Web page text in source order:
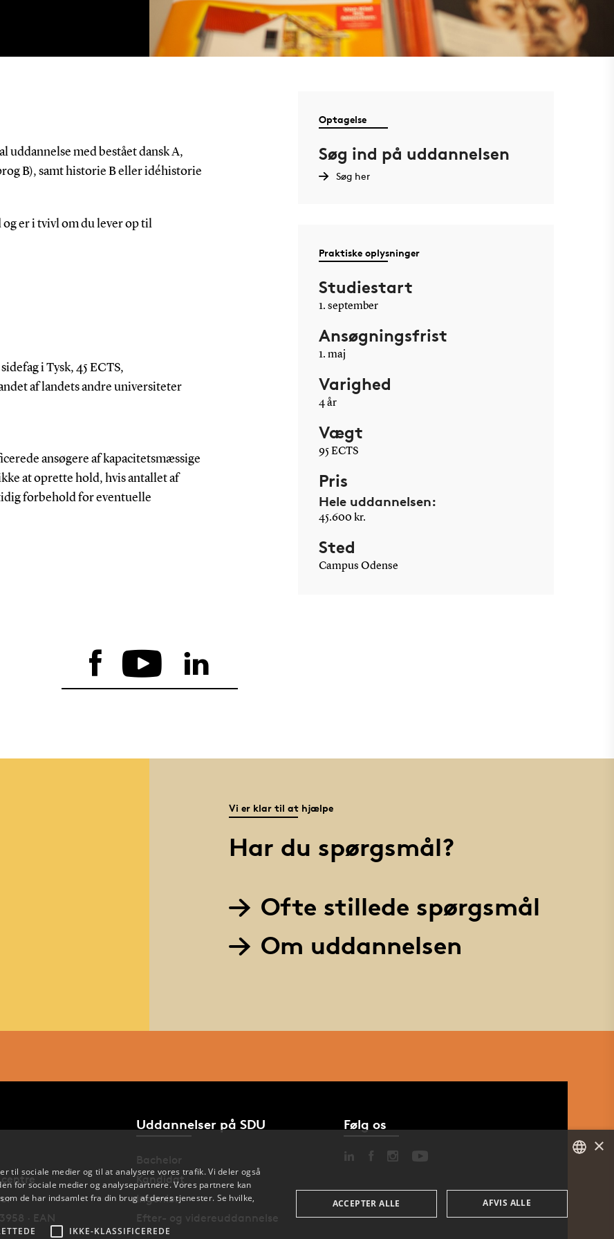
uddannelse med bestået dansk A,
B), samt historie B eller idéhistorie
er i tvivl om du lever op til
i Tysk, 45 ECTS,
af landets andre universiteter
ansøgere af kapacitetsmæssige
at oprette hold, hvis antallet af
forbehold for eventuelle
Optagelse
Søg ind på uddannelsen
Søg her
Praktiske oplysninger
Studiestart
1. september
Ansøgningsfrist
1. maj
Varighed
4 år
Vægt
95 ECTS
Pris
Hele uddannelsen:
45.600 kr.
Sted
Campus Odense
Vi er klar til at hjælpe
Har du spørgsmål?
Ofte stillede spørgsmål
Om uddannelsen
· EAN
Uddannelser på SDU
Bachelor
Kandidat
Ingeniør
Efter- og videreuddannelse
Følg os
ENGLISH
×
til sociale medier og til at analysere vores trafik. Vi deler også
for sociale medier og analysepartnere. Vores partnere kan
de har indsamlet fra din brug af deres tjenester. Se hvilke,
IKKE-KLASSIFICEREDE
ACCEPTER ALLE AFVIS ALLE